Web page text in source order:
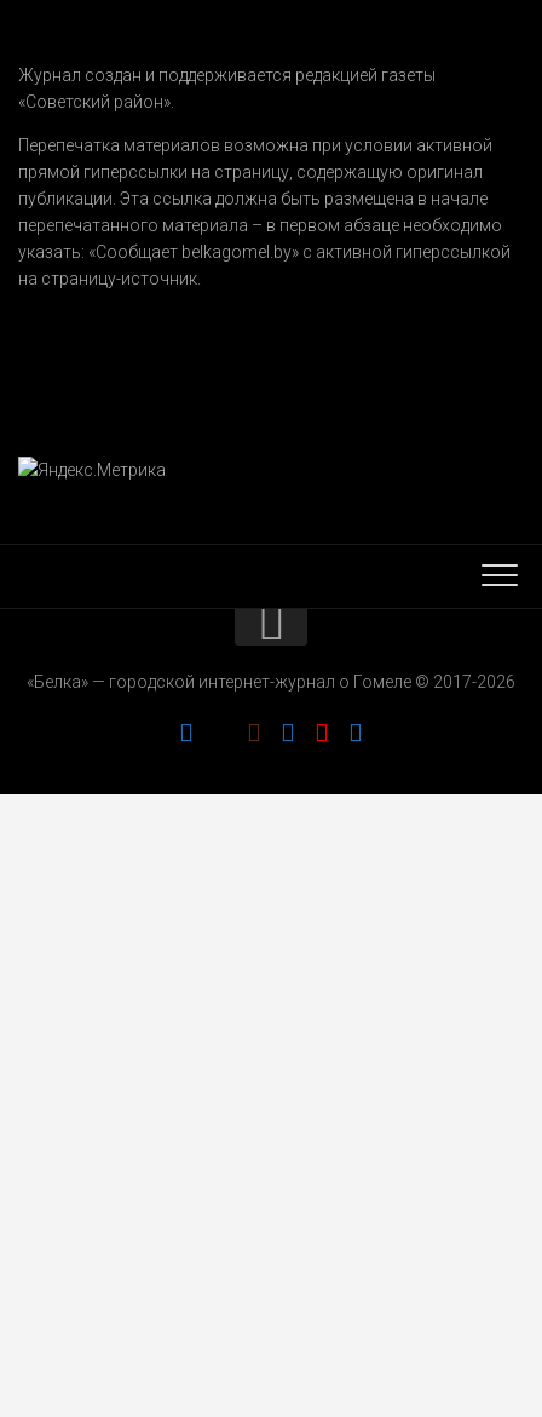
Журнал создан и поддерживается редакцией газеты
«Советский район».
Перепечатка материалов возможна при условии активной
прямой гиперссылки на страницу, содержащую оригинал
публикации. Эта ссылка должна быть размещена в начале
перепечатанного материала – в первом абзаце необходимо
указать: «Сообщает belkagomel.by» с активной гиперссылкой
на страницу-источник.
РЕКЛАМОДАТЕЛЯМ
«Белка» — городской интернет-журнал о Гомеле © 2017-2026